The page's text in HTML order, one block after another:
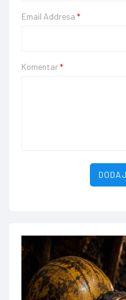
Email Addresa *
Komentar*